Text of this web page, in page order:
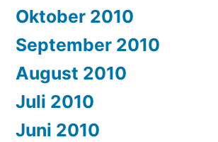
Oktober 2010
September 2010
August 2010
Juli 2010
Juni 2010